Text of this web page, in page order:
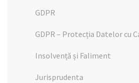
GDPR
GDPR – Protecția Datelor cu
Insolvență și Faliment
Jurisprudenta